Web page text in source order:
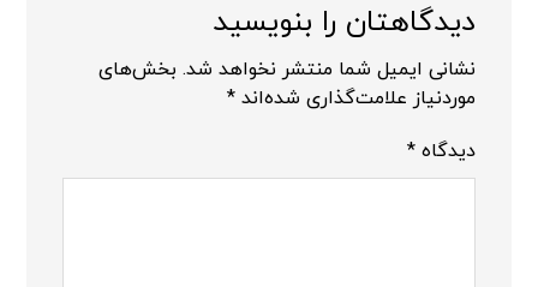
دیدگاهتان را بنویسید
نشانی ایمیل شما منتشر نخواهد شد. بخش‌های
موردنیاز علامت‌گذاری شده‌اند*
دیدگاه*